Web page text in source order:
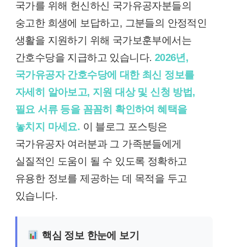
국가를 위해 헌신하신 국가유공자분들의
숭고한 희생에 보답하고, 그분들의 안정적인
생활을 지원하기 위해 국가보훈부에서는
간호수당을 지급하고 있습니다. 2026년,
국가유공자 간호수당에 대한 최신 정보를
자세히 알아보고, 지원 대상 및 신청 방법,
필요 서류 등을 꼼꼼히 확인하여 혜택을
놓치지 마세요. 이 블로그 포스팅은
국가유공자 여러분과 그 가족분들에게
실질적인 도움이 될 수 있도록 정확하고
유용한 정보를 제공하는 데 목적을 두고
있습니다.
핵심 정보 한눈에 보기